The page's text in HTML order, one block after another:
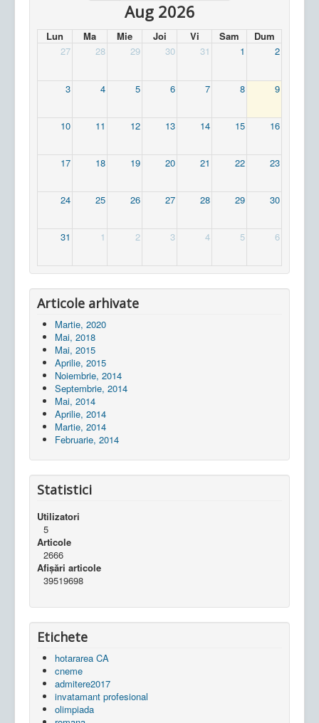
Aug 2026
Lun Ma Mie Joi Vi Sam
Dum
27
28 29 30 31 1 2
3 4 5 6 7 8 9
10 11 12 13 14 15 16
17 18 19 20 21 22 23
24 25 26 27 28 29 30
31 1 2 3 4 5 6
Articole arhivate
Martie, 2020
Mai, 2018
Mai, 2015
Aprilie, 2015
Noiembrie, 2014
Septembrie, 2014
Mai, 2014
Aprilie, 2014
Martie, 2014
Februarie, 2014
Statistici
Utilizatori
5
Articole
2666
Afișări articole
39519698
Etichete
hotararea CA
cneme
admitere2017
invatamant profesional
olimpiada